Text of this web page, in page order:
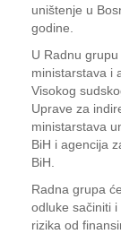
uništenje u
godine.
U Radnu
ministarstava i
Visokog
Uprave za
ministarstava
BiH i agencija
BiH.
Radna grupa
odluke sačiniti
rizika od